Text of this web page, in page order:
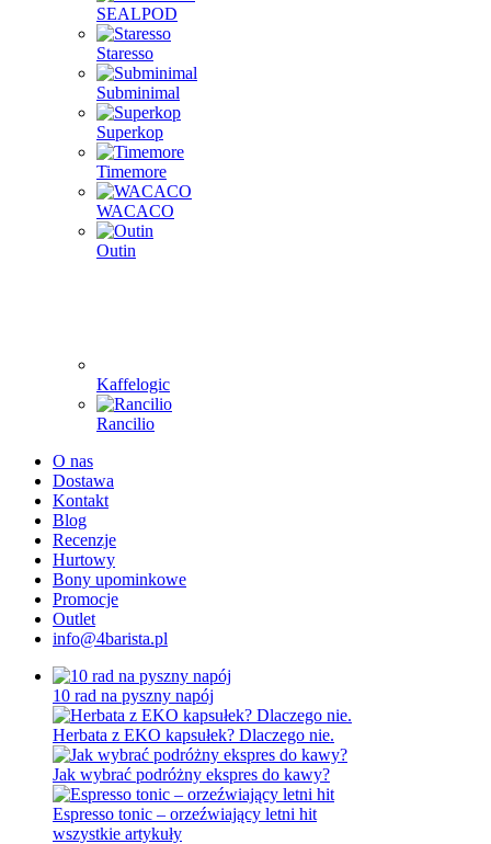
SEALPOD
Staresso
Subminimal
Superkop
Timemore
WACACO
Outin
Kaffelogic
Rancilio
O nas
Dostawa
Kontakt
Blog
Recenzje
Hurtowy
Bony upominkowe
Promocje
Outlet
info@4barista.pl
10 rad na pyszny napój
Herbata z EKO kapsułek? Dlaczego nie.
Jak wybrać podróżny ekspres do kawy?
Espresso tonic – orzeźwiający letni hit
wszystkie artykuły